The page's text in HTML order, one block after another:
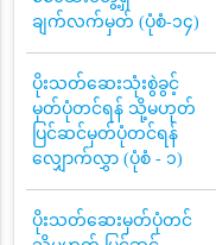
ချက်လက်မှတ် (ပုံစံ-၁၄)
ပိုးသတ်ဆေးသုံးစွဲခွင့်
မှတ်ပုံတင်ရန် သို့မဟုတ်
ပြင်ဆင်မှတ်ပုံတင်ရန်
လျှောက်လွှာ (ပုံစံ - ၁)
ပိုးသတ်ဆေးမှတ်ပုံတင်